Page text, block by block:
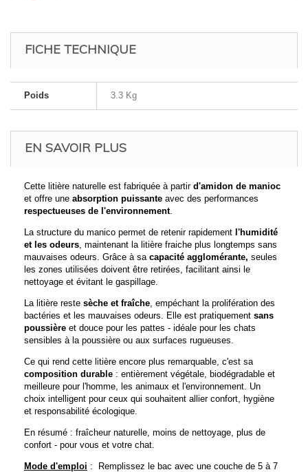
FICHE TECHNIQUE
Poids 3.3 Kg
EN SAVOIR PLUS
Cette litière naturelle est fabriquée à partir d'amidon de manioc
et offre une absorption puissante avec des performances
respectueuses de l'environnement.
La structure du manico permet de retenir rapidement l'humidité
et les odeurs, maintenant la litière fraiche plus longtemps sans
mauvaises odeurs. Grâce à sa capacité agglomérante, seules
les zones utilisées doivent être retirées, facilitant ainsi le
nettoyage et évitant le gaspillage.
La litière reste sèche et fraîche, empéchant la prolifération des
bactéries et les mauvaises odeurs. Elle est pratiquement sans
poussière et douce pour les pattes - idéale pour les chats
sensibles à la poussière ou aux surfaces rugueuses.
Ce qui rend cette litière encore plus remarquable, c'est sa
composition durable : entièrement végétale, biodégradable et
meilleure pour l'homme, les animaux et l'environnement. Un
choix intelligent pour ceux qui souhaitent allier confort, hygiène
et responsabilité écologique.
En résumé : fraîcheur naturelle, moins de nettoyage, plus de
confort - pour vous et votre chat.
Mode d'emploi : Remplissez le bac avec une couche de 5 à 7